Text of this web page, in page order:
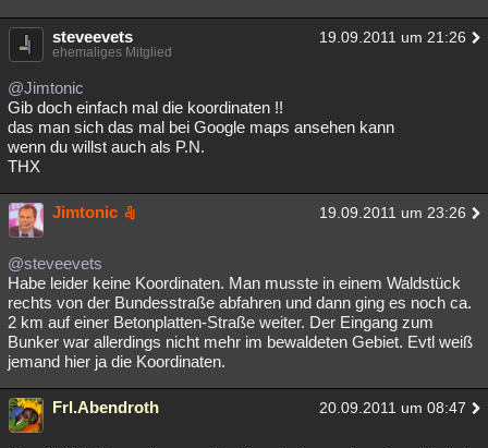
steveevets 19.09.2011 um 21:26
ehemaliges Mitglied
@Jimtonic
Gib doch einfach mal die koordinaten !!
das man sich das mal bei Google maps ansehen kann
wenn du willst auch als P.N.
THX
Jimtonic 19.09.2011 um 23:26
@steveevets
Habe leider keine Koordinaten. Man musste in einem Waldstück
rechts von der Bundesstraße abfahren und dann ging es noch ca.
2 km auf einer Betonplatten-Straße weiter. Der Eingang zum
Bunker war allerdings nicht mehr im bewaldeten Gebiet. Evtl weiß
jemand hier ja die Koordinaten.
Frl.Abendroth 20.09.2011 um 08:47